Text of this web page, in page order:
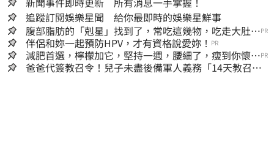
追蹤訂閱娛樂星聞 給你最即時的娛樂星鮮事
腹部脂肪的「剋星」找到了，常吃這幾物，吃走大肚
囊，瘦出小蠻腰
PR
伴侶和妳一起預防HPV，才有資格說愛妳！ PR
減肥首選，檸檬加它，堅持一週，腰細了，瘦到你懷疑
人生
PR
爸爸代簽教召令！兒子未盡後備軍人義務「14天教召不